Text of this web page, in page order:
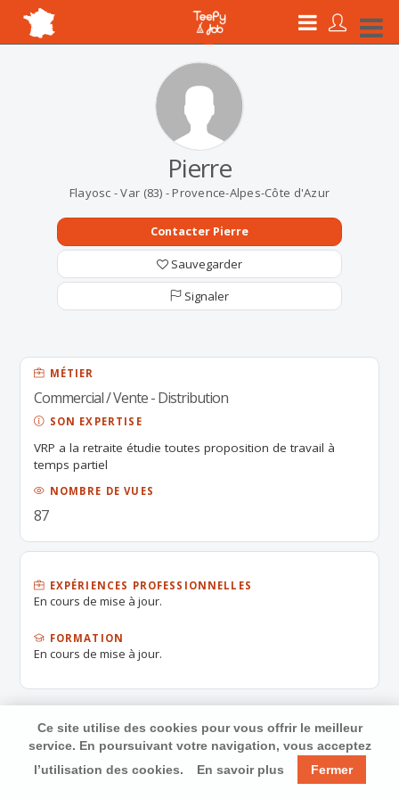
Pierre
Flayosc - Var (83) - Provence-Alpes-Côte d'Azur
Contacter Pierre
Sauvegarder
Signaler
MÉTIER
Commercial / Vente - Distribution
SON EXPERTISE
VRP a la retraite étudie toutes proposition de travail à
temps partiel
NOMBRE DE VUES
87
EXPÉRIENCES PROFESSIONNELLES
En cours de mise à jour.
FORMATION
En cours de mise à jour.
Ce site utilise des cookies pour vous offrir le meilleur
service. En poursuivant votre navigation, vous acceptez
l’utilisation des cookies.
En savoir plus Fermer